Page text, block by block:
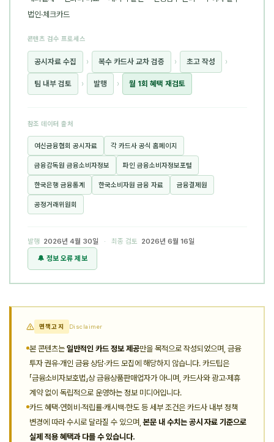
법인·체크카드
콘텐츠 검수 프로세스
공시자료 수집 › 복수 카드사 교차 검증 › 초고 작성 ›
팀 내부 검토 › 발행 › 월 1회 혜택 재검토
참조 데이터 출처
여신금융협회 공시자료 각 카드사 공식 홈페이지
금융감독원 금융소비자정보 파인 금융소비자정보포털
한국은행 금융통계 한국소비자원 금융 자료 금융결제원
공정거래위원회
발행 2026년 4월 30일 · 최종 검토
2026년 6월 16일
🔔 정보 오류 제보
면책고지 Disclaimer
본 콘텐츠는 일반적인 카드 정보 제공만을 목적으로 작성되었으며, 금융
투자 권유·개인 금융 상담·카드 모집에 해당하지 않습니다. 카드팁은
「금융소비자보호법」상 금융상품판매업자가 아니며, 카드사와 광고·제휴
계약 없이 독립적으로 운영하는 정보 미디어입니다.
카드 혜택·연회비·적립률·캐시백·한도 등 세부 조건은 카드사 내부 정책
변경에 따라 수시로 달라질 수 있으며,본문 내 수치는 공시 자료 기준으로
실제 적용 혜택과 다를 수 있습니다.